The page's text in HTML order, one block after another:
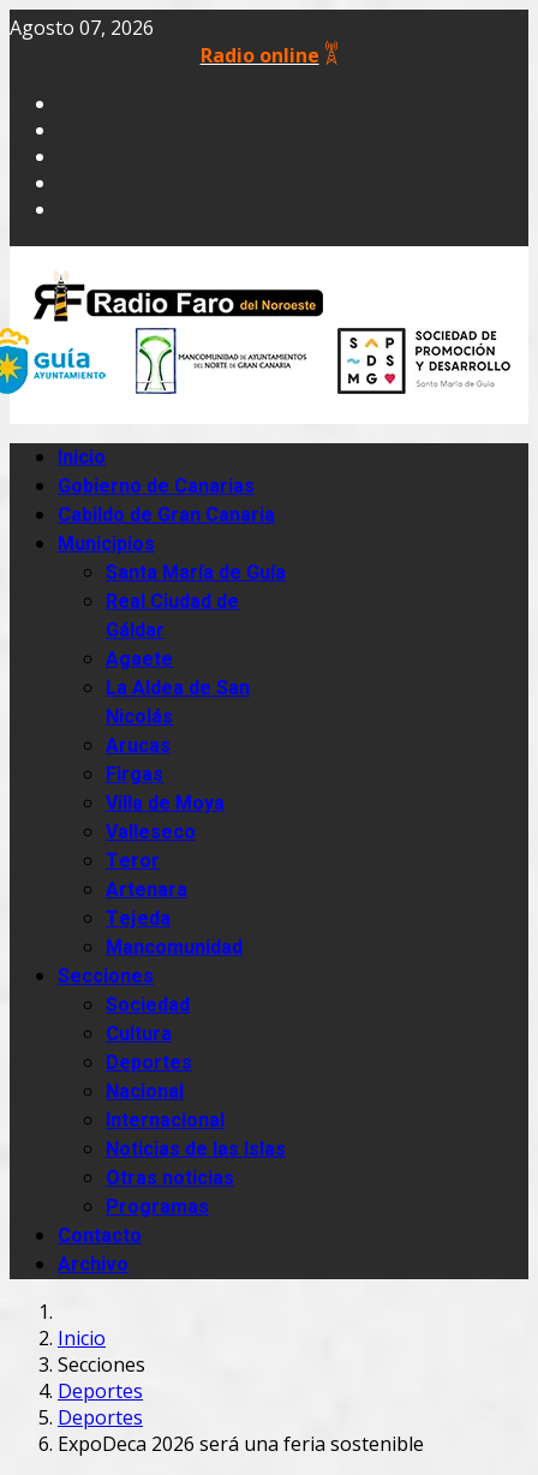
Agosto 07, 2026
Radio online
Inicio
Gobierno de Canarias
Cabildo de Gran Canaria
Municipios
Santa María de Guía
Real Ciudad de
Gáldar
Agaete
La Aldea de San
Nicolás
Arucas
Firgas
Villa de Moya
Valleseco
Teror
Artenara
Tejeda
Mancomunidad
Secciones
Sociedad
Cultura
Deportes
Nacional
Internacional
Noticias de las Islas
Otras noticias
Programas
Contacto
Archivo
Inicio
Secciones
Deportes
Deportes
ExpoDeca 2026 será una feria sostenible